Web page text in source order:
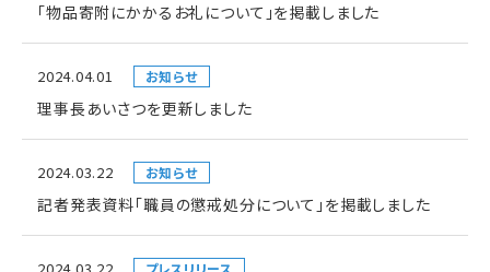
「物品寄附にかかるお礼について」を掲載しました
2024.04.01 お知らせ
理事長あいさつを更新しました
2024.03.22 お知らせ
記者発表資料「職員の懲戒処分について」を掲載しました
プレスリリース